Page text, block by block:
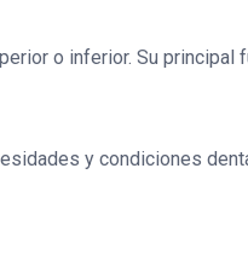
o inferior. Su
y condiciones